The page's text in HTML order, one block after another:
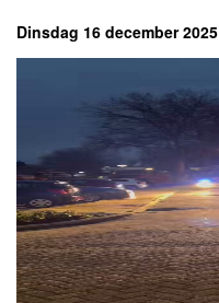
Dinsdag 16 december 2025